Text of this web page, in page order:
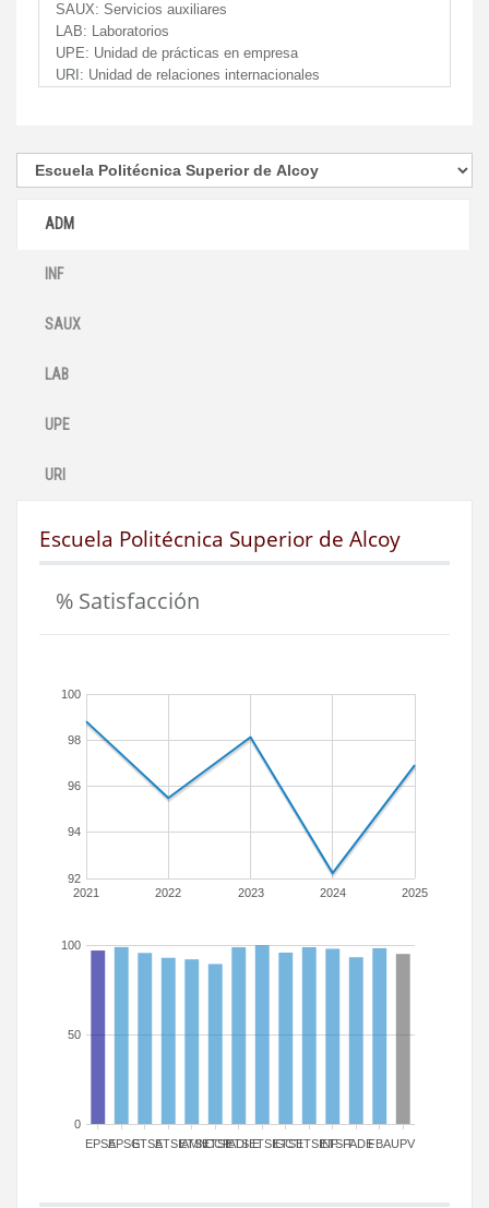
SAUX: Servicios auxiliares
LAB: Laboratorios
UPE: Unidad de prácticas en empresa
URI: Unidad de relaciones internacionales
ADM
INF
SAUX
LAB
UPE
URI
Escuela Politécnica Superior de Alcoy
% Satisfacción
2021 2022 2023 2024 2025
92
94
96
98
100
EPSAEPSGETSAETSIAMN
ETSICCP
ETSIADI
ETSIEETSIGCT
ETSIIETSINFETSITFADEFBAUPV
0
50
100